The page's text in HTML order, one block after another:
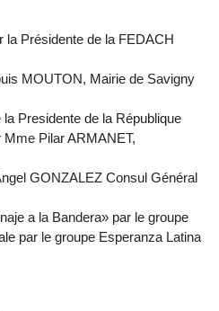
la Présidente de la FEDACH
MOUTON, Mairie de Savigny
Presidente de la République
Pilar ARMANET,
GONZALEZ Consul Général
a la Bandera» par le groupe
par le groupe Esperanza Latina